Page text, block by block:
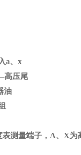
a、 x
高压尾
油
表测量端子， A、 X为